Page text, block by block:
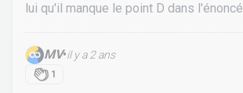
lui qu'il manque le point D dans l'énoncé
MV•il y a 2 ans
1